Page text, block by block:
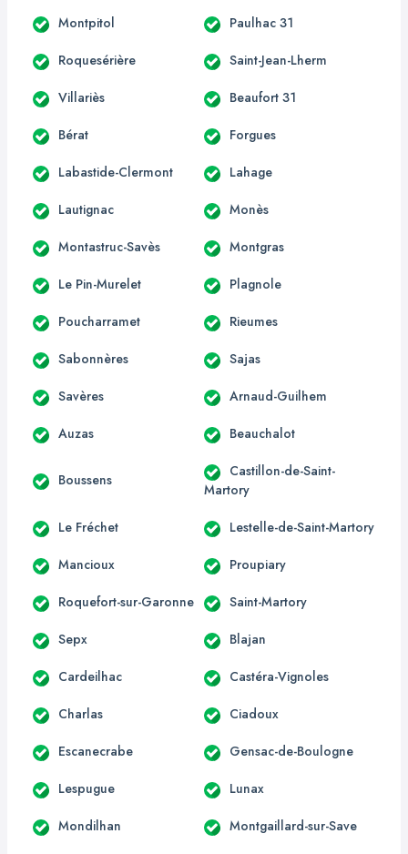
Montpitol Paulhac 31
Roquesérière Saint-Jean-Lherm
Villariès Beaufort 31
Bérat Forgues
Labastide-Clermont Lahage
Lautignac Monès
Montastruc-Savès Montgras
Le Pin-Murelet Plagnole
Poucharramet Rieumes
Sabonnères Sajas
Savères Arnaud-Guilhem
Auzas Beauchalot
Boussens
Castillon-de-Saint-
Martory
Le Fréchet Lestelle-de-Saint-Martory
Mancioux Proupiary
Roquefort-sur-Garonne Saint-Martory
Sepx Blajan
Cardeilhac Castéra-Vignoles
Charlas Ciadoux
Escanecrabe Gensac-de-Boulogne
Lespugue Lunax
Mondilhan Montgaillard-sur-Save